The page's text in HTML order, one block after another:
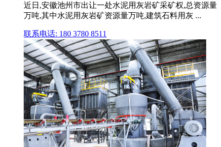
近日,安徽池州市出让一处水泥用灰岩矿采矿权,总资源量
万吨,其中水泥用灰岩矿资源量万吨,建筑石料用灰 ...
联系电话: 180 3780 8511